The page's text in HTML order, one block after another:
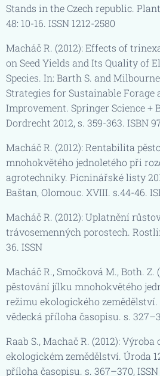
Stands in the Czech republic.
48: 10-16. ISSN 1212-2580
Macháč R. (2012): Effects of
on Seed Yields and Its Quality of
Species. In: Barth S. and
Strategies for Sustainable Forage
Improvement. Springer Science +
Dordrecht 2012, s. 359-363. ISBN
Macháč R. (2012): Rentabilita
mnohokvětého jednoletého při
agrotechniky. Pícninářské listy
Baštan, Olomouc. XVIII. s.44-46.
Macháč R. (2012): Uplatnění
trávosemenných porostech.
36. ISSN
Macháč R., Smočková M., Both. Z.
pěstování jílku mnohokvětého
režimu ekologického zemědělství.
vědecká příloha časopisu. s.
Raab S., Machač R. (2012):
ekologickém zemědělství. Úroda
příloha časopisu. s. 367–370, ISSN